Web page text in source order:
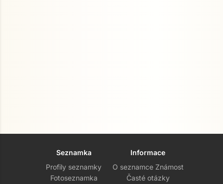
Seznamka
Profily seznamky
Fotoseznamka
Informace
O seznamce Známost
Časté otázky